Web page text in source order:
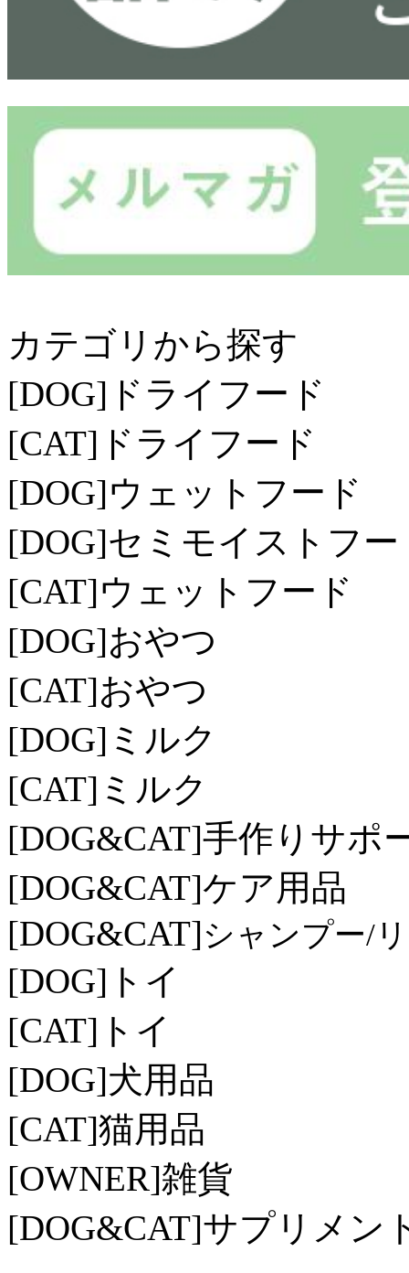
カテゴリから探す
[DOG] ドライフード
[CAT] ドライフード
[DOG]ウェットフード
[DOG]セミモイストフー
[CAT]ウェットフード
[DOG]おやつ
[CAT]おやつ
[DOG] ミルク
[CAT] ミルク
[DOG&CAT]手作りサポ
[DOG&CAT]ケア用品
[DOG&CAT]シャンプー/
[DOG] トイ
[CAT] トイ
[DOG]犬用品
[CAT]猫用品
[OWNER]雑貨
[DOG&CAT]サプリメン